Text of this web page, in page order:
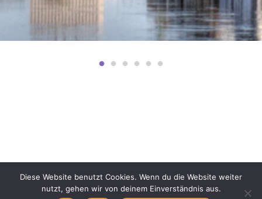
Impressum & Datenschutz
Copyright © 2026. All Rights Reserved.
Diese Website benutzt Cookies. Wenn du die Website weiter
nutzt, gehen wir von deinem Einverständnis aus.